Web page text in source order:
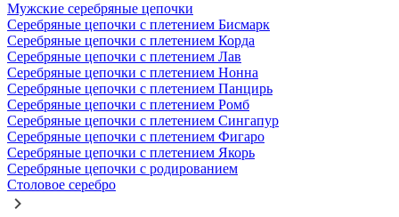
Мужские серебряные цепочки
Серебряные цепочки с плетением Бисмарк
Серебряные цепочки с плетением Корда
Серебряные цепочки с плетением Лав
Серебряные цепочки с плетением Нонна
Серебряные цепочки с плетением Панцирь
Серебряные цепочки с плетением Ромб
Серебряные цепочки с плетением Сингапур
Серебряные цепочки с плетением Фигаро
Серебряные цепочки с плетением Якорь
Серебряные цепочки с родированием
Столовое серебро